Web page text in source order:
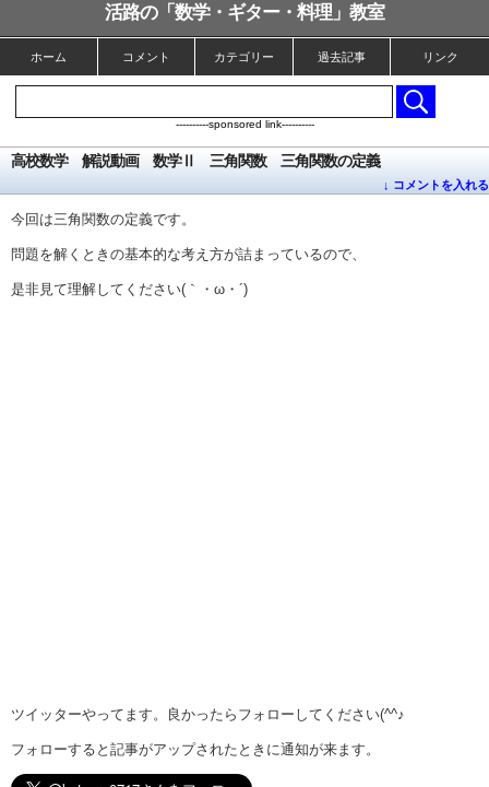
活路の「数学・ギター・料理」教室
ホーム コメント カテゴリー 過去記事 リンク
----------sponsored link----------
高校数学 解説動画 数学Ⅱ 三角関数 三角関数の定義
↓ コメントを入れる
今回は三角関数の定義です。
問題を解くときの基本的な考え方が詰まっているので、
是非見て理解してください(｀・ω・´)
ツイッターやってます。良かったらフォローしてください(^^♪
フォローすると記事がアップされたときに通知が来ます。